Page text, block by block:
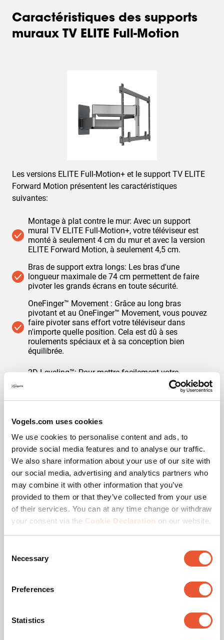
Vogels.com uses cookies
We use cookies to personalise content and ads, to
provide social media features and to analyse our traffic.
We also share information about your use of our site with
our social media, advertising and analytics partners who
may combine it with other information that you’ve
provided to them or that they’ve collected from your use
of their services. You can at any time change or withdraw
your consent via the Cookie Declaration on our website.
Selection
Necessary
Preferences
Statistics
Caractéristiques des supports
muraux TV ELITE Full-Motion
Les versions ELITE Full-Motion+ et le support TV ELITE
Forward Motion présentent les caractéristiques
suivantes:
Montage à plat contre le mur: Avec un support
mural TV ELITE Full-Motion+, votre téléviseur est
monté à seulement 4 cm du mur et avec la version
ELITE Forward Motion, à seulement 4,5 cm.
Bras de support extra longs: Les bras d'une
longueur maximale de 74 cm permettent de faire
pivoter les grands écrans en toute sécurité.
OneFinger™ Movement : Grâce au long bras
pivotant et au OneFinger™ Movement, vous pouvez
faire pivoter sans effort votre téléviseur dans
n'importe quelle position. Cela est dû à ses
roulements spéciaux et à sa conception bien
équilibrée.
2D Leveling™: Pour mettre facilement votre
téléviseur à niveau à la fois verticalement et
horizontalement, même après l'installation.
Un niveau à bulle séparé est inclus.
Cable Inlay System®: Ce système guide les câbles à
spéciaux dissimulent soigneusement les câbles à
l'arrière du téléviseur.
Plaques de recouvrement:Tous les détails
techniques du support mural TV sont
soigneusement dissimulés par des plaques de
recouvrement.